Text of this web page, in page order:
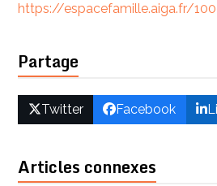
https://espacefamille.aiga.fr/
Partage
Twitter Facebook
Articles connexes